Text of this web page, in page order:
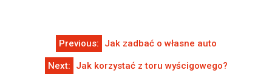
NawigacjaPrevious: Jak zadbać o własne auto
Next: Jak korzystać z toru wyścigowego?